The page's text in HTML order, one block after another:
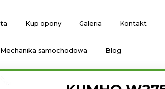
Kup opony Galeria Kontakt
Mechanika samochodowa Blog